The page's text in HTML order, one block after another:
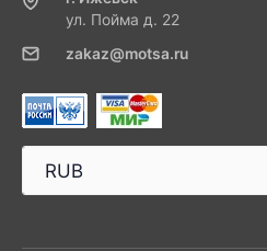
ул. Пойма д. 22
zakaz@motsa.ru